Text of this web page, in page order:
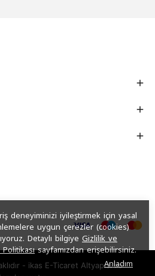
deneyiminizi iyileştirmek için yasal
uygun çerezler (cookies)
Detaylı bilgiye Gizlilik ve
sayfamızdan erişebilirsiniz.
Anladım
- ikas E-Ticaret Altyapısı ile